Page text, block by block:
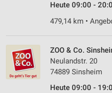
Heute 09:00 -
479,14 km •
ZOO & Co.
Neulandstr. 20
74889 Sinsheim
Heute 09:00 -